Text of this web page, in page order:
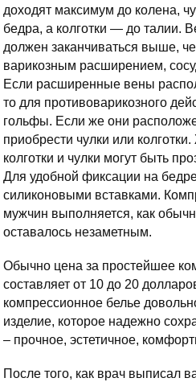
доходят максимум до колена,
бедра, а колготки — до талии.
должен заканчиваться выше,
варикозным расширением,
Если расширенные вены
то для противоварикозного
гольфы. Если же они
приобрести чулки или
колготки и чулки могут быть
Для удобной фиксации на
силиконовыми вставками.
мужчин выполняется, как
оставалось незаметным.
Обычно цена за простейшее
составляет от 10 до 20
компрессионное белье
изделие, которое надежно
– прочное, эстетичное,
После того, как врач выписал